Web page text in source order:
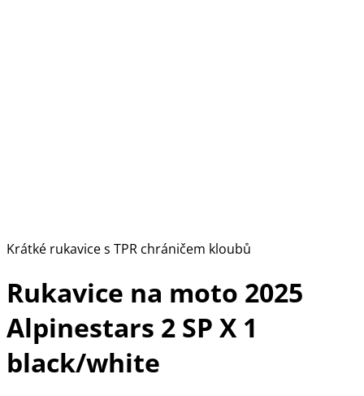
Krátké rukavice s TPR chráničem kloubů
Rukavice na moto 2025
Alpinestars 2 SP X 1
black/white